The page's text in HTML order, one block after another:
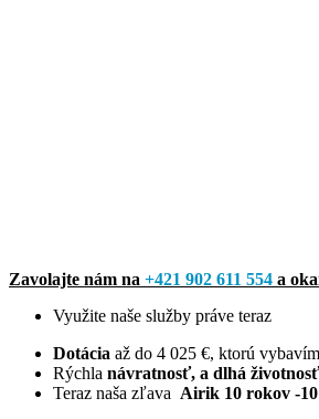
Zavolajte nám na +421 902 611 554 a
Využite naše služby práve teraz
Dotácia až do 4 025 €, ktorú
Rýchla návratnosť, a dlhá
Teraz naša zľava Airik 10 rokov -